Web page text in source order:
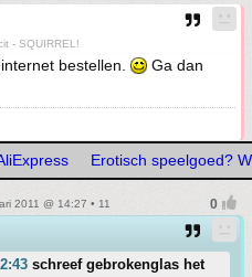
- SQUIRREL!
bestellen.
Ga dan
Erotisch speelgoed?
2011 @ 14:27 • 11
schreef gebrokenglas het